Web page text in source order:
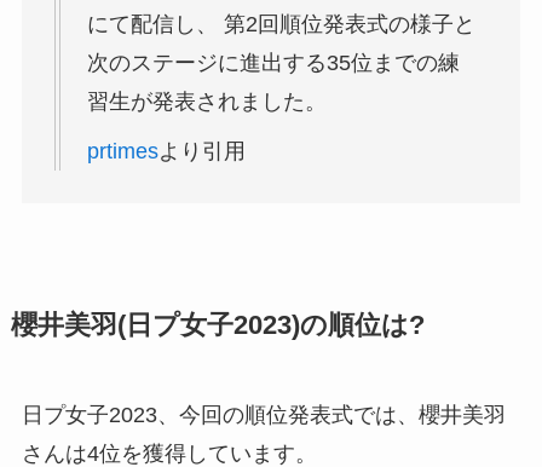
にて配信し、 第2回順位発表式の様子と
次のステージに進出する35位までの練
習生が発表されました。
prtimesより引用
櫻井美羽(日プ女子2023)の順位は?
日プ女子2023、今回の順位発表式では、櫻井美羽
さんは4位を獲得しています。